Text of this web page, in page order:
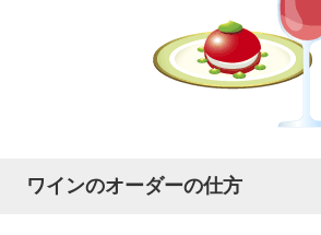
ワインのオーダーの仕方